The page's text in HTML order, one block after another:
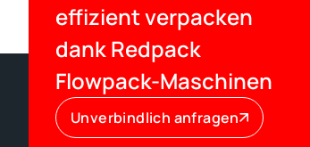
effizient verpacken
dank Redpack
Flowpack-Maschinen
Unverbindlich anfragen